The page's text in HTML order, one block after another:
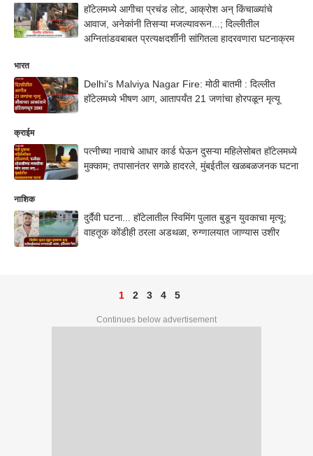
हॉटेलमध्ये आगीचा प्रचंड लोट, आक्रोश अन् किंचाळ्यांचे
आवाज, अनेकांनी तिसऱ्या मजल्यावरून...; दिल्लीतील
अग्नितांडवबाबत प्रत्यक्षदर्शींनी सांगितला हादरवणारा घटनाक्रम
भारत
Delhi's Malviya Nagar Fire: मोठी बातमी : दिल्लीत
हॉटेलमध्ये भीषण आग, आतापर्यंत 21 जणांचा होरपळून मृत्यू
क्राईम
पत्नीच्या नावाचे आधार कार्ड घेऊन दुसऱ्या महिलेसोबत हॉटेलमध्ये
मुक्काम; तपासानंतर सगळे हादरले, मुंबईतील खळबळजनक घटना
नाशिक
दुर्दैवी घटना... हॉटेलातील स्विमिंग पुलात बुडून युवकाचा मृत्यू;
वाहतूक कोंडीही ठरला अडथळा, रुग्णालयात जाण्यास उशीर
1 2 3 4 5
Continues below advertisement